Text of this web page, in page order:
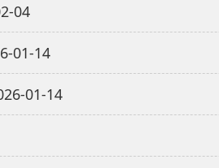
04
01-14
01-14